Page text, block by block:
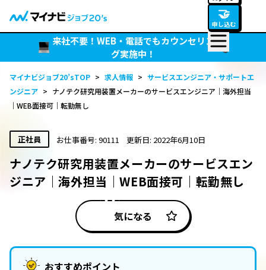
🤝
申し込む
来社不要！WEB・電話でもカウンセリン
グ実施中！
マイナビジョブ20’sTOP > 求人情報 > サービスエンジニア・サポートエ
ンジニア > ナノテク研究用装置メーカーのサービスエンジニア｜海外担当
｜WEB面接可｜転勤無し
正社員 お仕事番号: 90111 更新日: 2022年6月10日
ナノテク研究用装置メーカーのサービスエン
ジニア｜海外担当｜WEB面接可｜転勤無し
気になる
おすすめポイント